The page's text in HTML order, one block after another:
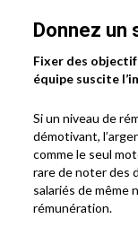
Donnez un
Fixer des
équipe suscite
Si un niveau de
démotivant,
comme le seul
rare de noter des
salariés de même
rémunération.